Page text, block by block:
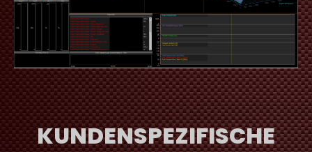
KUNDENSPEZIFISCHE